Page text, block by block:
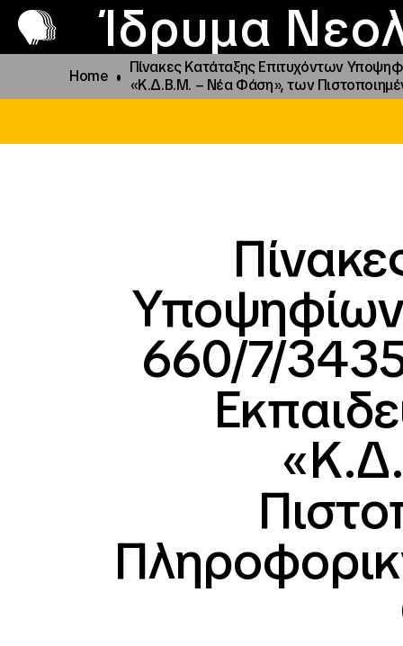
Ίδρυμα
Home
Πίνακες Κατάταξης Επιτυχόντων
«Κ.Δ.Β.Μ. – Νέα Φάση», των
660/7/